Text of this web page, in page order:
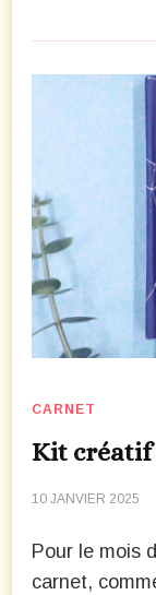
CARNET
Kit
10 JANVIER 2025
Pour le mois
carnet,